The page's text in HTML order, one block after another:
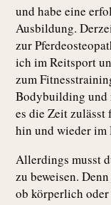
und habe eine
Ausbildung.
zur
ich im Reitsport
zum
Bodybuilding und
es die Zeit
hin und wieder im
Allerdings musst
zu beweisen.
ob körperlich